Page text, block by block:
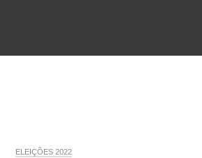
ELEIÇÕES 2022